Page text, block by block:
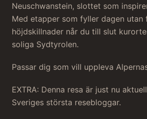
Neuschwanstein, slottet som
Med etapper som fyller dagen utan
höjdskillnader når du till slut
soliga Sydtyrolen.
Passar dig som vill uppleva
EXTRA: Denna resa är just nu
Sveriges största resebloggar.